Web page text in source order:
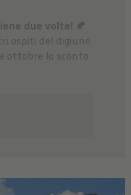
due volte! 🍂
ospiti del digiuno
ottobre lo sconto